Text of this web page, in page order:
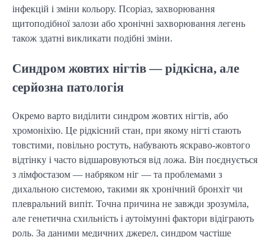
інфекцій і зміни кольору. Псоріаз, захворювання
щитоподібної залози або хронічні захворювання легень
також здатні викликати подібні зміни.
Синдром жовтих нігтів — рідкісна, але
серйозна патологія
Окремо варто виділити синдром жовтих нігтів, або
хромоніхію. Це рідкісний стан, при якому нігті стають
товстими, повільно ростуть, набувають яскраво-жовтого
відтінку і часто відшаровуються від ложа. Він поєднується
з лімфостазом — набряком ніг — та проблемами з
дихальною системою, такими як хронічний бронхіт чи
плевральний випіт. Точна причина не завжди зрозуміла,
але генетична схильність і аутоімунні фактори відіграють
роль. За даними медичних джерел, синдром частіше